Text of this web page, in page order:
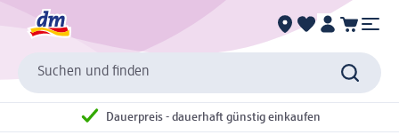
Suchen und finden
Dauerpreis - dauerhaft günstig einkaufen